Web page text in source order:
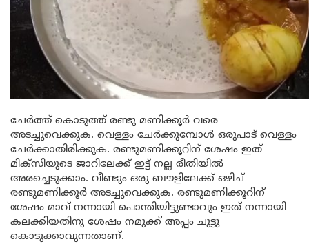
ചേർത്ത് കൊടുത്ത് രണ്ടു മണിക്കൂർ വരെ
അടച്ചുവെക്കുക. വെള്ളം ചേർക്കുമ്പോൾ ഒരുപാട് വെള്ളം
ചേർക്കാതിരിക്കുക. രണ്ടുമണിക്കൂറിന് ശേഷം ഇത്
മിക്സിയുടെ ജാറിലേക്ക് ഇട്ട് നല്ല രീതിയിൽ
അരച്ചെടുക്കാം. വീണ്ടും ഒരു ബൗളിലേക്ക് ഒഴിച്
രണ്ടുമണിക്കൂർ അടച്ചുവെക്കുക. രണ്ടുമണിക്കൂറിന്
ശേഷം മാവ് നന്നായി പൊന്തിയിട്ടുണ്ടാവും ഇത് നന്നായി
കലക്കിയതിനു ശേഷം നമുക്ക് അപ്പം ചുട്ടു
കൊടുക്കാവുന്നതാണ്.